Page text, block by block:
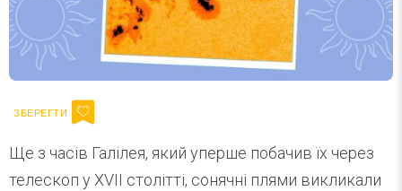
Ще з часів Галілея, який уперше побачив їх через
телескоп у XVII столітті, сонячні плями викликали